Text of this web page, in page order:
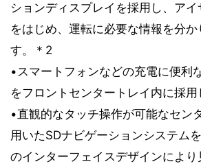
ションディスプレイを採用し、ア
をはじめ、運転に必要な情報を分か
す。＊2
•スマートフォンなどの充電に便利
をフロントセンタートレイ内に採
•直観的なタッチ操作が可能なセン
用いたSDナビゲーションシステム
のインターフェイスデザインによ